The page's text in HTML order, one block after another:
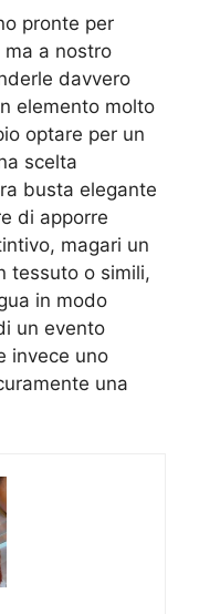
pronte per
a nostro
davvero
elemento molto
optare per un
scelta
busta elegante
di apporre
magari un
tessuto o simili,
in modo
un evento
invece uno
una